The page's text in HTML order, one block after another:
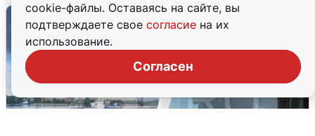
cookie-файлы. Оставаясь на сайте, вы
подтверждаете свое согласие на их
использование.
Согласен